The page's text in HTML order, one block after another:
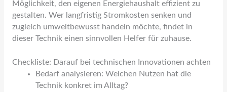
Möglichkeit, den eigenen Energiehaushalt effizient zu
gestalten. Wer langfristig Stromkosten senken und
zugleich umweltbewusst handeln möchte, findet in
dieser Technik einen sinnvollen Helfer für zuhause.
Checkliste: Darauf bei technischen Innovationen achten
Bedarf analysieren: Welchen Nutzen hat die
Technik konkret im Alltag?